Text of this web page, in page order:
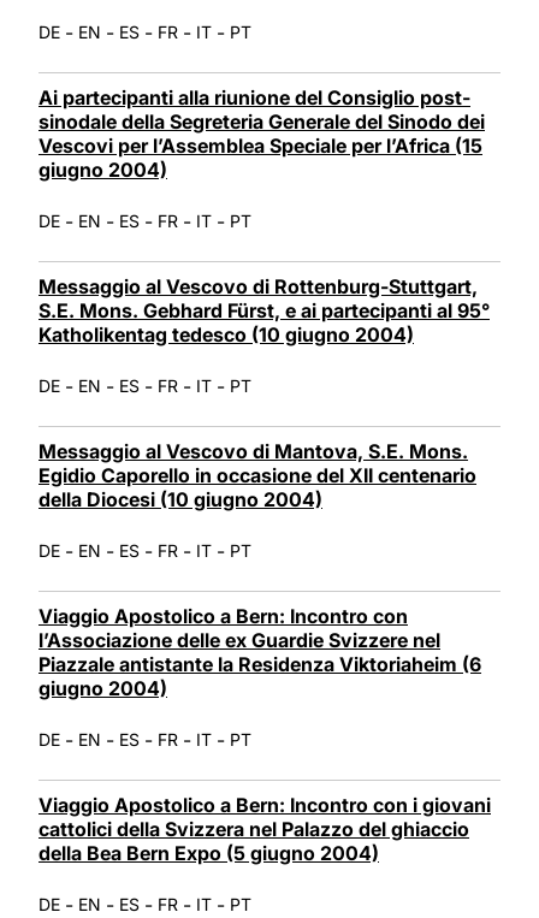
DE - EN - ES - FR - IT - PT
Ai partecipanti alla riunione del Consiglio post-
sinodale della Segreteria Generale del Sinodo dei
Vescovi per l’Assemblea Speciale per l’Africa (15
giugno 2004)
DE - EN - ES - FR - IT - PT
Messaggio al Vescovo di Rottenburg-Stuttgart,
S.E. Mons. Gebhard Fürst, e ai partecipanti al 95°
Katholikentag tedesco (10 giugno 2004)
DE - EN - ES - FR - IT - PT
Messaggio al Vescovo di Mantova, S.E. Mons.
Egidio Caporello in occasione del XII centenario
della Diocesi (10 giugno 2004)
DE - EN - ES - FR - IT - PT
Viaggio Apostolico a Bern: Incontro con
l’Associazione delle ex Guardie Svizzere nel
Piazzale antistante la Residenza Viktoriaheim (6
giugno 2004)
DE - EN - ES - FR - IT - PT
Viaggio Apostolico a Bern: Incontro con i giovani
cattolici della Svizzera nel Palazzo del ghiaccio
della Bea Bern Expo (5 giugno 2004)
DE - EN - ES - FR - IT - PT